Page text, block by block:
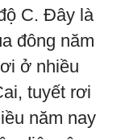
C. Đây là
đông năm
ở nhiều
tuyết rơi
năm nay